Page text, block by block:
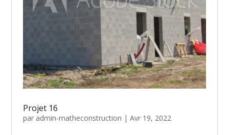
Projet 16
par admin-matheconstruction | Avr 19, 2022